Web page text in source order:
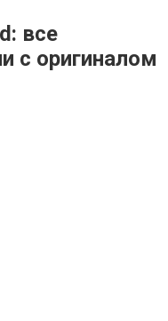
все
с оригиналом